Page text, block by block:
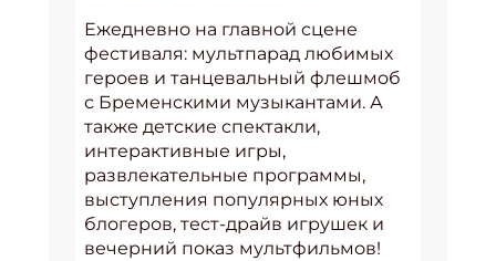
Ежедневно на главной сцене
фестиваля: мультпарад любимых
героев и танцевальный флешмоб
с Бременскими музыкантами. А
также детские спектакли,
интерактивные игры,
развлекательные программы,
выступления популярных юных
блогеров, тест-драйв игрушек и
вечерний показ мультфильмов!